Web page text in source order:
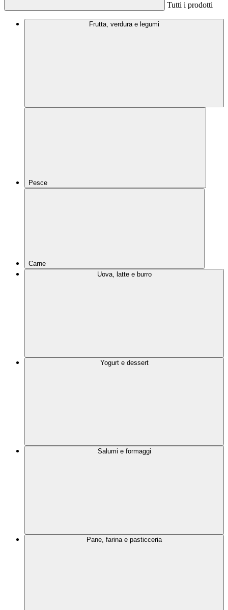
Tutti i prodotti
Frutta, verdura e legumi
Pesce
Carne
Uova, latte e burro
Yogurt e dessert
Salumi e formaggi
Pane, farina e pasticceria